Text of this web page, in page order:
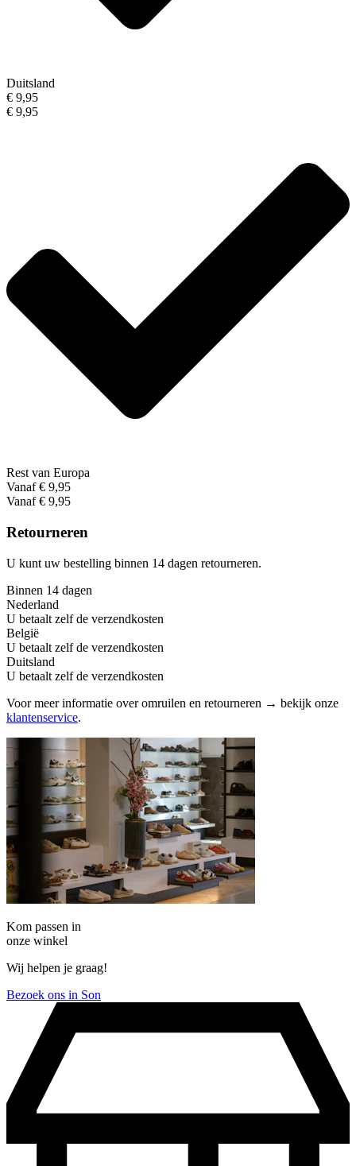
Duitsland
€ 9,95
€ 9,95
Rest van Europa
Vanaf € 9,95
Vanaf € 9,95
Retourneren
U kunt uw bestelling binnen 14 dagen retourneren.
Binnen 14 dagen
Nederland
U betaalt zelf de verzendkosten
België
U betaalt zelf de verzendkosten
Duitsland
U betaalt zelf de verzendkosten
Voor meer informatie over omruilen en retourneren → bekijk onze
klantenservice.
Kom passen in
onze winkel
Wij helpen je graag!
Bezoek ons in Son